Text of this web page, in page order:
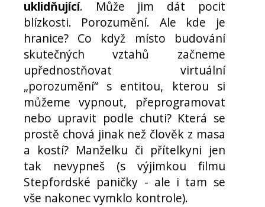
uklidňující. Může jim dát pocit
blízkosti. Porozumění. Ale kde je
hranice? Co když místo budování
skutečných vztahů začneme
upřednostňovat virtuální
„porozumění“ s entitou, kterou si
můžeme vypnout, přeprogramovat
nebo upravit podle chuti? Která se
prostě chová jinak než člověk z masa
a kostí? Manželku či přítelkyni jen
tak nevypneš (s výjimkou filmu
Stepfordské paničky - ale i tam se
vše nakonec vymklo kontrole).